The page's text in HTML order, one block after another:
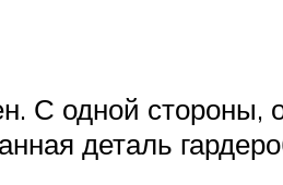
С одной стороны,
деталь